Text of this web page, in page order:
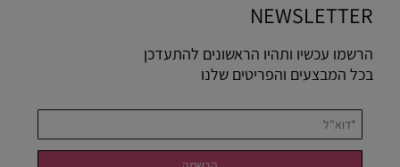
NEWSLETTER
הרשמו עכשיו ותהיו הראשונים להתעדכן
בכל המבצעים והפריטים שלנו